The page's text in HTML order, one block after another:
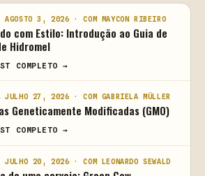
AGOSTO 3, 2026 · COM MAYCON RIBEIRO
com Estilo: Introdução ao Guia de
Hidromel
COMPLETO →
JULHO 27, 2026 · COM GABRIELA MÜLLER
Geneticamente Modificadas (GMO)
COMPLETO →
JULHO 20, 2026 · COM LEONARDO SEWALD